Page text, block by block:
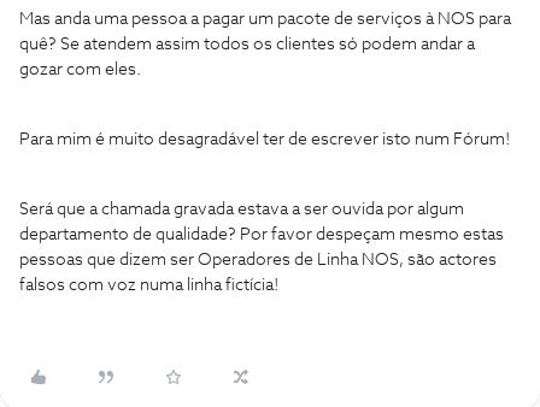
Mas anda uma pessoa a pagar um pacote de serviços à NOS para
quê? Se atendem assim todos os clientes só podem andar a
gozar com eles.
Para mim é muito desagradável ter de escrever isto num Fórum!
Será que a chamada gravada estava a ser ouvida por algum
departamento de qualidade? Por favor despeçam mesmo estas
pessoas que dizem ser Operadores de Linha NOS, são actores
falsos com voz numa linha fictícia!